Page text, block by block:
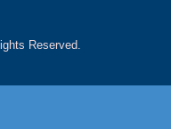
Reserved.